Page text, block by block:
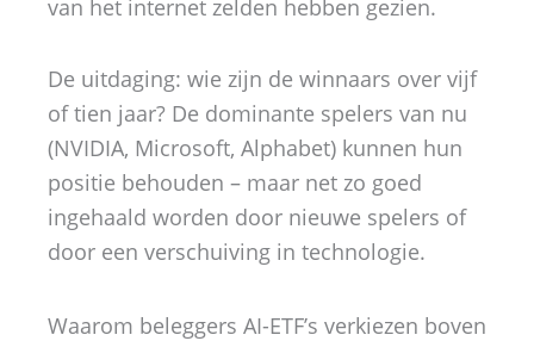
van het internet zelden hebben gezien.
De uitdaging: wie zijn de winnaars over vijf
of tien jaar? De dominante spelers van nu
(NVIDIA, Microsoft, Alphabet) kunnen hun
positie behouden – maar net zo goed
ingehaald worden door nieuwe spelers of
door een verschuiving in technologie.
Waarom beleggers AI-ETF’s verkiezen boven